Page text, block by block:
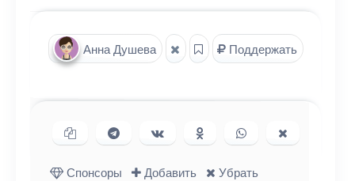
Анна Душева Поддержать
Копировать ссылку
Поделиться в Telegram
Поделиться ВКонтакте
Поделиться в
Одноклассниках
Поделиться в
WhatsApp
в X (Twitter)
Спонсоры
Добавить Убрать